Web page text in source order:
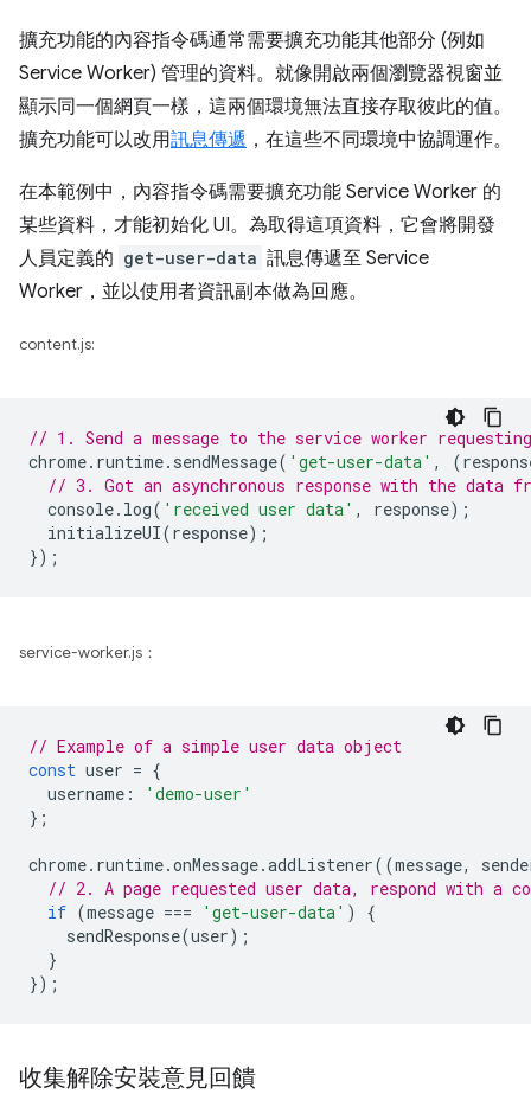
擴充功能的內容指令碼通常需要擴充功能其他部分 (例如
Service Worker) 管理的資料。就像開啟兩個瀏覽器視窗並
顯示同一個網頁一樣，這兩個環境無法直接存取彼此的值。
擴充功能可以改用訊息傳遞 ，在這些不同環境中協調運作。
在本範例中，內容指令碼需要擴充功能 Service Worker 的
某些資料，才能初始化 UI。為取得這項資料，它會將開發
人員定義的 get-user-data 訊息傳遞至 Service
Worker，並以使用者資訊副本做為回應。
content.js:
// 1. Send a message to the service worker
chrome. runtime. sendMessage( 'get-user-data' , (
// 3. Got an asynchronous response with the data
console. log( 'received user data' , response);
initializeUI(response);
});
service-worker.js：
// Example of a simple user data object
const user = {
username :
'demo-user'
};
chrome. runtime.onMessage.addListener((message,
// 2. A page requested user data, respond with a
if (message === 'get-user-data' )
{
sendResponse(user);
}
});
收集解除安裝意見回饋